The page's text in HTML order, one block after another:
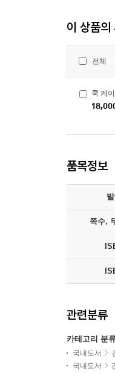
이 상품의
전체
쿡 케
품목정보
쪽수,
관련분류
카테고리 분
국내도서
국내도서